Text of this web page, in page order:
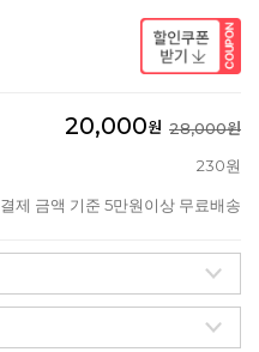
20,000원 28,000원
230원
결제 금액 기준 5만원이상 무료배송